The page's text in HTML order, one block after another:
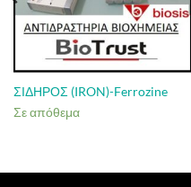
ΣΙΔΗΡΟΣ (IRON)-Ferrozine
Σε απόθεμα